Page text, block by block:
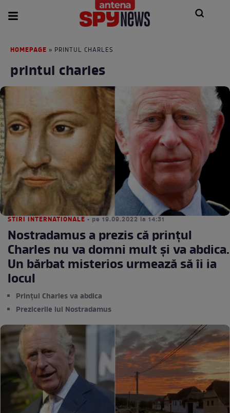
HOMEPAGE » PRINTUL CHARLES
printul charles
STIRI INTERNATIONALE • pe 19.09.2022 la 14:31
Nostradamus a prezis că prințul
Charles nu va domni mult și va abdica.
Un bărbat misterios urmează să îi ia
locul
Prințul Charles va abdica
Prezicerile lui Nostradamus